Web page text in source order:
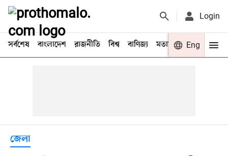
Login
সর্বশেষ বাংলাদেশ রাজনীতি বিশ্ব বাণিজ্য মতামত খেলা
Eng
জেলা